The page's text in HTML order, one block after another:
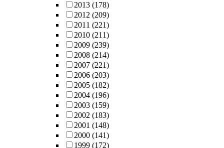
2013 (178)
2012 (209)
2011 (221)
2010 (211)
2009 (239)
2008 (214)
2007 (221)
2006 (203)
2005 (182)
2004 (196)
2003 (159)
2002 (183)
2001 (148)
2000 (141)
1999 (172)